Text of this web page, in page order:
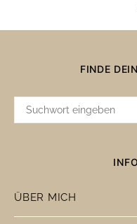
FINDE
SUCHE
ÜBER MICH